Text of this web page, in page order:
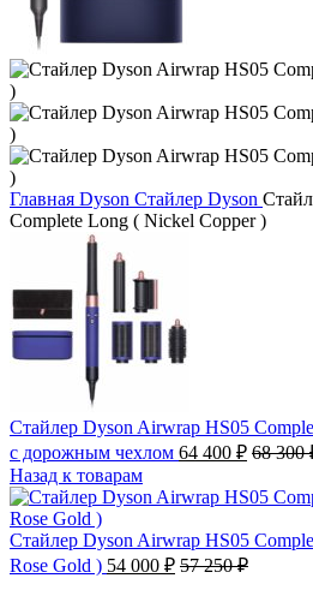
Главная Dyson Стайлер Dyson
Complete Long ( Nickel Copper )
Стайлер Dyson Airwrap HS05
с дорожным чехлом 64 400 ₽ 68 300
Назад к товарам
Стайлер Dyson Airwrap HS05
Rose Gold ) 54 000 ₽ 57 250₽